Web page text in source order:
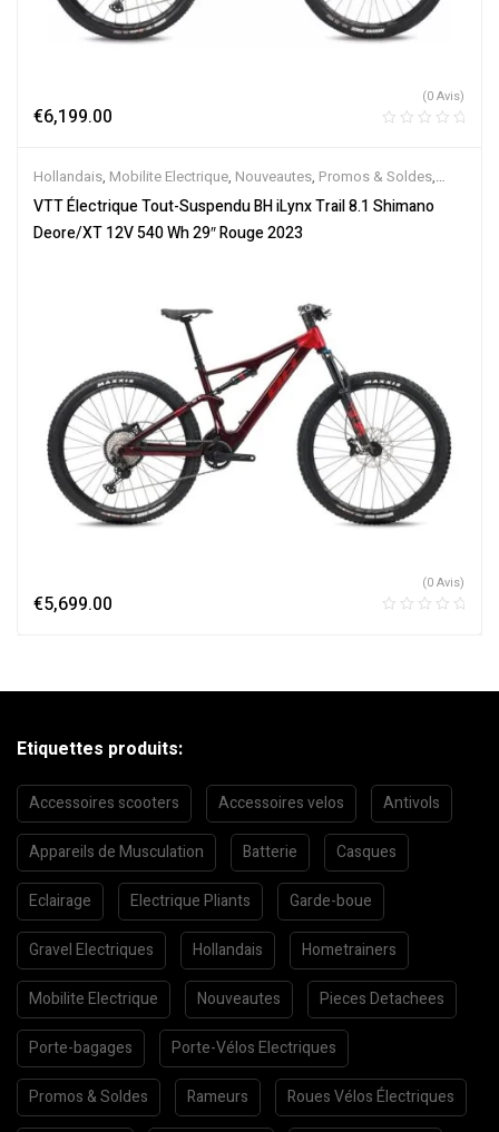
€6,199.00
(0 Avis)
Hollandais, Mobilite Electrique, Nouveautes, Promos & Soldes,
Tout-Suspendus,Vélo électrique ville,Velos Electriques,VTT
Électriques
VTT Électrique Tout-Suspendu BH iLynx Trail 8.1 Shimano
Deore/XT 12V 540 Wh 29″ Rouge 2023
€5,699.00
(0 Avis)
Etiquettes produits:
Accessoires scooters Accessoires velos Antivols
Appareils de Musculation Batterie Casques
Eclairage Electrique Pliants Garde-boue
Gravel Electriques Hollandais Hometrainers
Mobilite Electrique Nouveautes Pieces Detachees
Porte-bagages Porte-Vélos Electriques
Promos & Soldes Rameurs Roues Vélos Électriques